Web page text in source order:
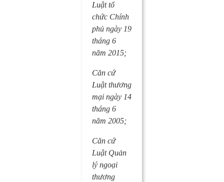
Luật tổ
chức Chính
phủ ngày 19
tháng 6
năm 2015;
Căn cứ
Luật thương
mại ngày 14
tháng 6
năm 2005;
Căn cứ
Luật Quản
lý ngoại
thương